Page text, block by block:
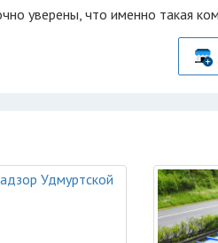
уверены, что именно такая